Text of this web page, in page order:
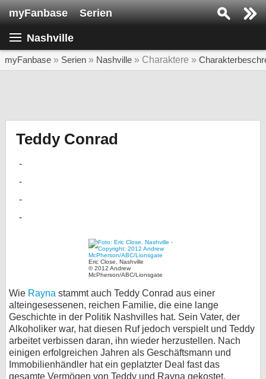
myFanbase Serien
Nashville
myFanbase » Serien » Nashville » Charaktere »
Teddy Conrad
Eric Close, Nashville
© 2012 Andrew
McPherson/ABC/Lionsgate
Wie Rayna stammt auch Teddy Conrad aus einer
alteingesessenen, reichen Familie, die eine lange
Geschichte in der Politik Nashvilles hat. Sein Vater, der
Alkoholiker war, hat diesen Ruf jedoch verspielt und Teddy
arbeitet verbissen daran, ihn wieder herzustellen. Nach
einigen erfolgreichen Jahren als Geschäftsmann und
Immobilienhändler hat ein geplatzter Deal fast das
gesamte Vermögen von Teddy und Rayna gekostet.
Serie suchen...
SERIEN
Forum
bei Facebook
Kontakt
Nutzungsbedingungen